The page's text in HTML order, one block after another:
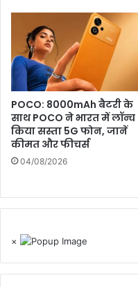
POCO: 8000mAh बैटरी के
साथ POCO ने भारत में लॉन्च
किया सस्ता 5G फोन, जानें
कीमत और फीचर्स
04/08/2026
×